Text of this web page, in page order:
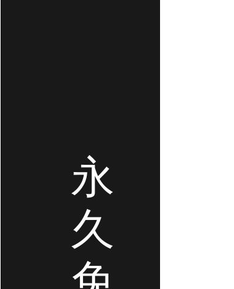
永
久